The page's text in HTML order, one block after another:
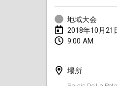
地域大会
2018年10月21
9:00 AM
場所
Tournoi
2018年1月27